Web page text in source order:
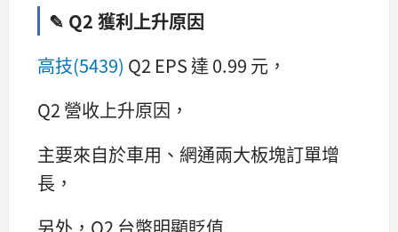
✎ Q2 獲利上升原因
高技(5439) Q2 EPS 達 0.99 元，
Q2 營收上升原因，
主要來自於車用、網通兩大板塊訂單增
長，